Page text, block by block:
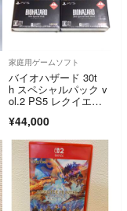
家庭用ゲームソフト
バイオハザード 30t
h スペシャルパック v
ol.2 PS5 レクイエ
イステーション5
¥44,000